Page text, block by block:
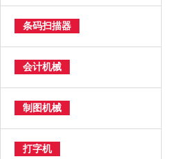
条码扫描器
会计机械
制图机械
打字机